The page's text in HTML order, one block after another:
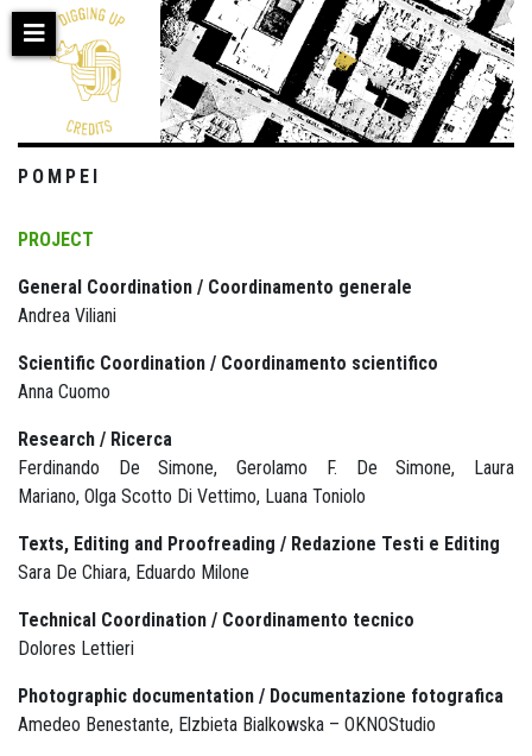
Skip
POMPEI
PROJECT
General Coordination / Coordinamento generale
Andrea Viliani
Scientific Coordination / Coordinamento scientifico
Anna Cuomo
Research / Ricerca
Ferdinando De Simone, Gerolamo F. De Simone, Laura
Mariano, Olga Scotto Di Vettimo, Luana Toniolo
Texts, Editing and Proofreading / Redazione Testi e Editing
Sara De Chiara, Eduardo Milone
Technical Coordination / Coordinamento tecnico
Dolores Lettieri
Photographic documentation / Documentazione fotografica
Amedeo Benestante, Elzbieta Bialkowska – OKNOStudio